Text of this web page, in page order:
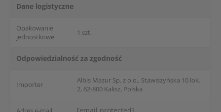
Dane logistyczne
Opakowanie
jednostkowe
1 szt.
Odpowiedzialność za zgodność
Importer
Albis Mazur Sp. z o.o., Stawiszyńska 10 lok.
2, 62-800 Kalisz, Polska